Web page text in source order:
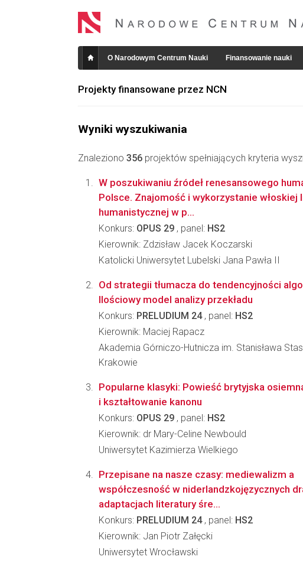
O Narodowym Centrum Nauki Finansowanie nauki
Projekty finansowane przez NCN
Wyniki wyszukiwania
Znaleziono 356 projektów spełniających kryteria
W poszukiwaniu źródeł renesansowego
Polsce. Znajomość i wykorzystanie włoskiej
humanistycznej w p...
Konkurs: OPUS 29 , panel: HS2
Kierownik: Zdzisław Jacek Koczarski
Katolicki Uniwersytet Lubelski Jana Pawła II
Od strategii tłumacza do tendencyjności
Ilościowy model analizy przekładu
Konkurs: PRELUDIUM 24, panel: HS2
Kierownik: Maciej Rapacz
Akademia Górniczo-Hutnicza im. Stanisława
Krakowie
Popularne klasyki: Powieść brytyjska
i kształtowanie kanonu
Konkurs: OPUS 29 , panel: HS2
Kierownik: dr Mary-Celine Newbould
Uniwersytet Kazimierza Wielkiego
Przepisane na nasze czasy: mediewalizm a
współczesność w niderlandzkojęzycznych
adaptacjach literatury śre...
Konkurs: PRELUDIUM 24, panel: HS2
Kierownik: Jan Piotr Załęcki
Uniwersytet Wrocławski